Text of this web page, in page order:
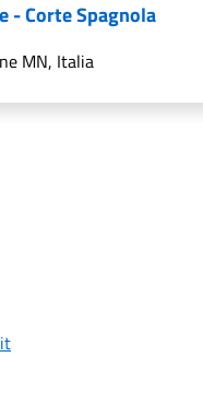
- Corte Spagnola
MN, Italia